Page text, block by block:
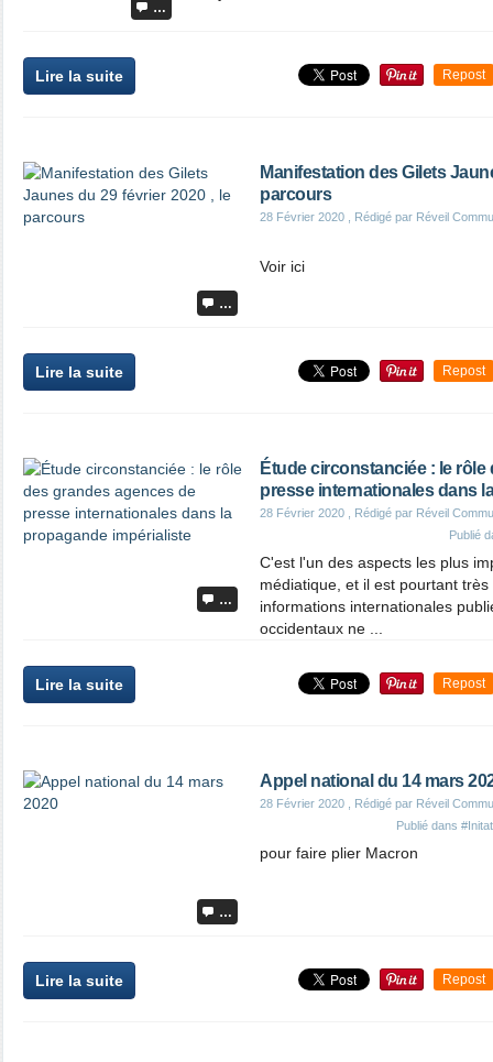
…
Lire la suite Repost
…
Manifestation des Gilets
parcours
28 Février 2020 , Rédigé par Réveil
Voir ici
Lire la suite Repost
…
Étude circonstanciée : le
presse internationales dans
28 Février 2020 , Rédigé par Réveil
Publié
C'est l'un des aspects les plus
médiatique, et il est pourtant
informations internationales
occidentaux ne ...
Lire la suite Repost
…
Appel national du 14 mars
28 Février 2020 , Rédigé par Réveil
Publié dans
pour faire plier Macron
Lire la suite Repost